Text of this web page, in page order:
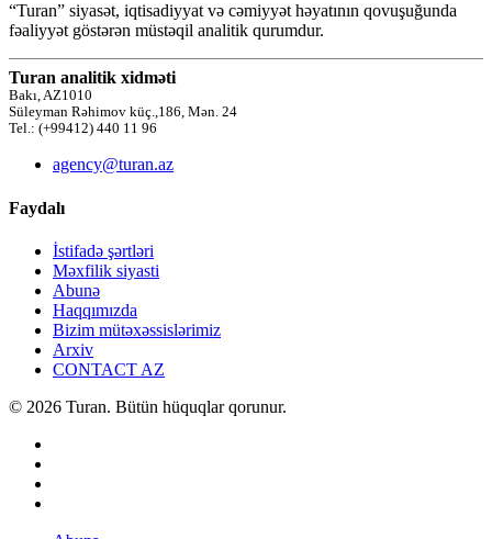
“Turan” siyasət, iqtisadiyyat və cəmiyyət həyatının qovuşuğunda
fəaliyyət göstərən müstəqil analitik qurumdur.
Turan analitik xidməti
Bakı, AZ1010
Süleyman Rəhimov küç.,186, Mən. 24
Tel.: (+99412) 440 11 96
agency@turan.az
Faydalı
İstifadə şərtləri
Məxfilik siyasti
Abunə
Haqqımızda
Bizim mütəxəssislərimiz
Arxiv
CONTACT AZ
© 2026 Turan. Bütün hüquqlar qorunur.